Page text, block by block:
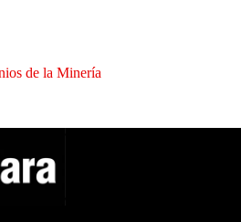
de la Minería